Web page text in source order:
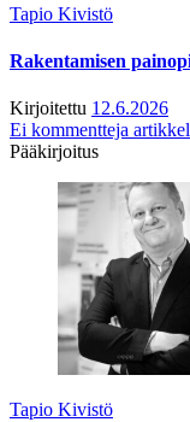
Tapio Kivistö
Rakentamisen
Kirjoitettu 12.6.2026
Ei kommentteja
Pääkirjoitus
Tapio Kivistö